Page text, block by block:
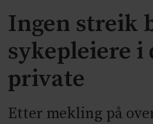
Ingen streik
sykepleiere i
private
Etter mekling på